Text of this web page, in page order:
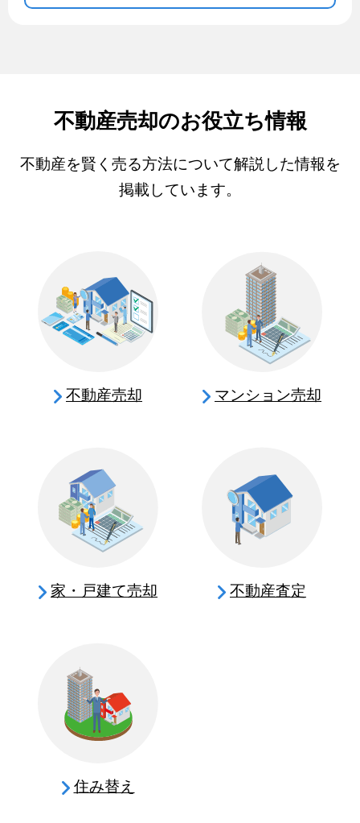
不動産売却のお役立ち情報
不動産を賢く売る方法について解説した情報を
掲載しています。
不動産売却 マンション売却
家・戸建て売却 不動産査定
住み替え